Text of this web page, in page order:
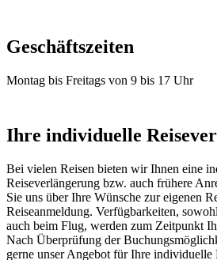
Geschäftszeiten
Montag bis Freitags von 9 bis 17 Uhr
Ihre individuelle
Bei vielen Reisen bieten wir Ihnen eine
Reiseverlängerung bzw. auch frühere
Sie uns über Ihre Wünsche zur eigenen
Reiseanmeldung. Verfügbarkeiten,
auch beim Flug, werden zum Zeitpunkt
Nach Überprüfung der
gerne unser Angebot für Ihre individuelle